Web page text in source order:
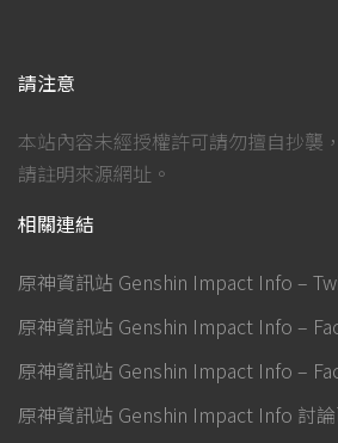
請注意
本站內容未經授權許可請勿擅自抄襲
請註明來源網址。
相關連結
原神資訊站 Genshin Impact Info –
原神資訊站 Genshin Impact Info –
原神資訊站 Genshin Impact Info –
原神資訊站 Genshin Impact Info 討